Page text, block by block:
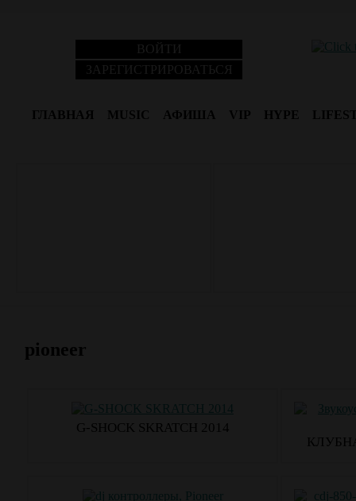
ВОЙТИ
ЗАРЕГИСТРИРОВАТЬСЯ
ГЛАВНАЯ MUSIC АФИША VIP HYPE
pioneer
G-SHOCK SKRATCH 2014